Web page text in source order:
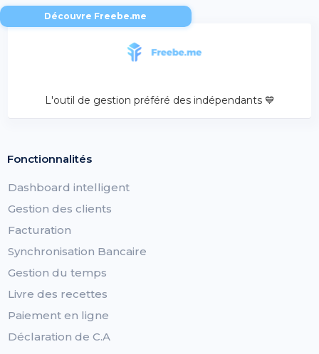
Découvre Freebe.me
L'outil de gestion préféré des indépendants 💙
Fonctionnalités
Dashboard intelligent
Gestion des clients
Facturation
Synchronisation Bancaire
Gestion du temps
Livre des recettes
Paiement en ligne
Déclaration de C.A